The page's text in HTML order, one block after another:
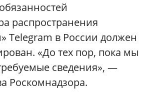
распространения
Telegram в России должен
«До тех пор, пока мы
сведения», —
Роскомнадзора.